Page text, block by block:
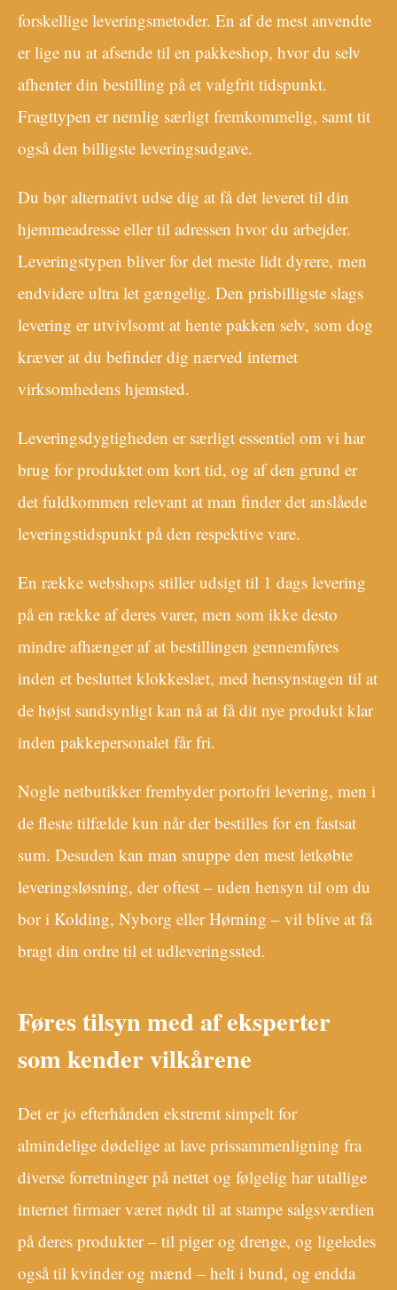
forskellige leveringsmetoder. En af de mest anvendte
er lige nu at afsende til en pakkeshop, hvor du selv
afhenter din bestilling på et valgfrit tidspunkt.
Fragttypen er nemlig særligt fremkommelig, samt tit
også den billigste leveringsudgave.
Du bør alternativt udse dig at få det leveret til din
hjemmeadresse eller til adressen hvor du arbejder.
Leveringstypen bliver for det meste lidt dyrere, men
endvidere ultra let gængelig. Den prisbilligste slags
levering er utvivlsomt at hente pakken selv, som dog
kræver at du befinder dig nærved internet
virksomhedens hjemsted.
Leveringsdygtigheden er særligt essentiel om vi har
brug for produktet om kort tid, og af den grund er
det fuldkommen relevant at man finder det anslåede
leveringstidspunkt på den respektive vare.
En række webshops stiller udsigt til 1 dags levering
på en række af deres varer, men som ikke desto
mindre afhænger af at bestillingen gennemføres
inden et besluttet klokkeslæt, med hensynstagen til at
de højst sandsynligt kan nå at få dit nye produkt klar
inden pakkepersonalet får fri.
Nogle netbutikker frembyder portofri levering, men i
de fleste tilfælde kun når der bestilles for en fastsat
sum. Desuden kan man snuppe den mest letkøbte
leveringsløsning, der oftest – uden hensyn til om du
bor i Kolding, Nyborg eller Hørning – vil blive at få
bragt din ordre til et udleveringssted.
Føres tilsyn med af eksperter
som kender vilkårene
Det er jo efterhånden ekstremt simpelt for
almindelige dødelige at lave prissammenligning fra
diverse forretninger på nettet og følgelig har utallige
internet firmaer været nødt til at stampe salgsværdien
på deres produkter – til piger og drenge, og ligeledes
også til kvinder og mænd – helt i bund, og endda